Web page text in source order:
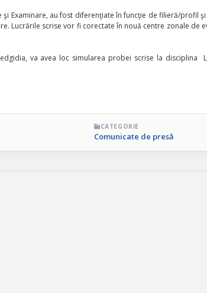
Examinare, au fost diferenţiate în funcţie de filieră/profil
Lucrările scrise vor fi corectate în nouă centre zonale de
va avea loc simularea probei scrise la disciplina
CATEGORIE
Comunicate de presă